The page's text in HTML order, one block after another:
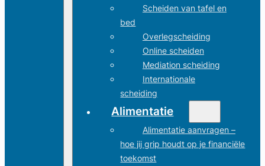
Scheiden van tafel en
bed
Overlegscheiding
Online scheiden
Mediation scheiding
Internationale
scheiding
Alimentatie
Alimentatie aanvragen –
hoe jij grip houdt op je financiële
toekomst